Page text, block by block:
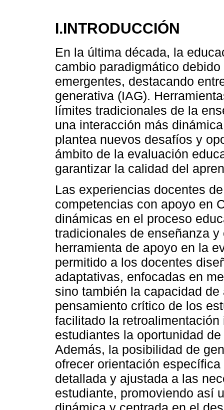
I.INTRODUCCIÓN
En la última década, la
cambio paradigmático
emergentes, destacando
generativa (IAG).
límites tradicionales de la
una interacción más
plantea nuevos desafíos y
ámbito de la evaluación
garantizar la calidad del
Las experiencias docentes
competencias con apoyo en
dinámicas en el proceso
tradicionales de enseñanza
herramienta de apoyo en la
permitido a los docentes
adaptativas, enfocadas en
sino también la capacidad
pensamiento crítico de los
facilitado la
estudiantes la oportunidad
Además, la posibilidad de
ofrecer orientación
detallada y ajustada a las
estudiante, promoviendo así